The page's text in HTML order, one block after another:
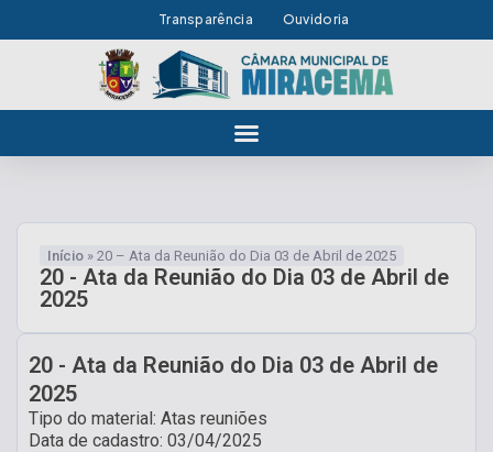
Transparência Ouvidoria
Início » 20 – Ata da Reunião do Dia 03 de Abril de 2025
20 - Ata da Reunião do Dia 03 de Abril de
2025
20 - Ata da Reunião do Dia 03 de Abril de
2025
Tipo do material: Atas reuniões
Data de cadastro: 03/04/2025